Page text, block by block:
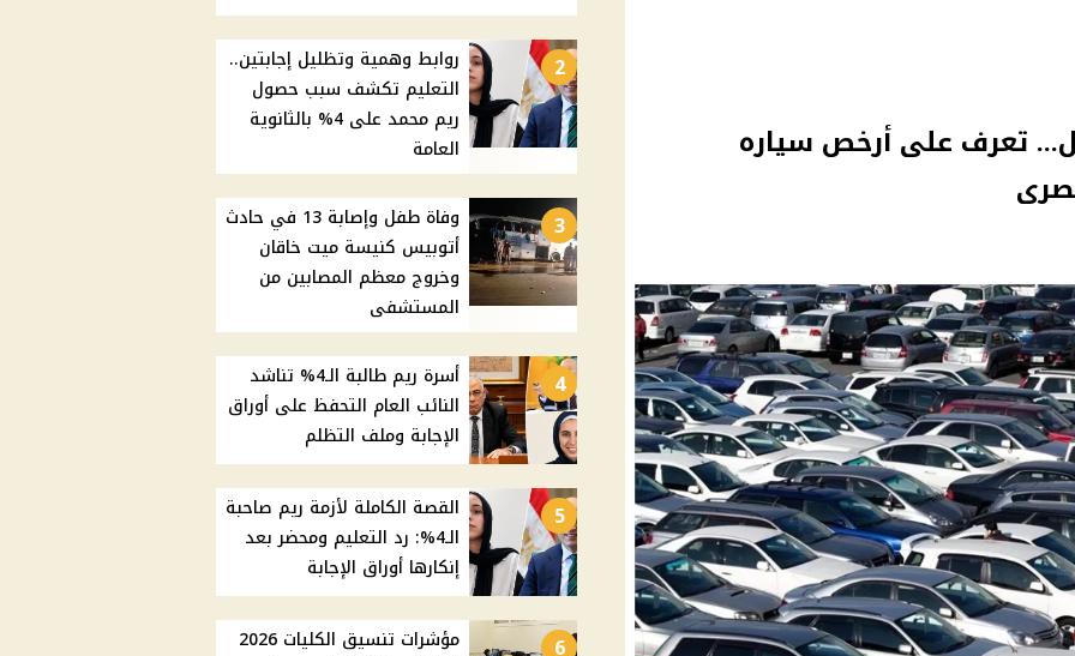
تعرف على أرخص سياره
2
روابط وهمية وتظليل إجابتين..
التعليم تكشف سبب حصول
ريم محمد على 4% بالثانوية
العامة
3
وفاة طفل وإصابة 13 في حادث
أتوبيس كنيسة ميت خاقان
وخروج معظم المصابين من
المستشفى
4
أسرة ريم طالبة الـ4% تناشد
النائب العام التحفظ على أوراق
الإجابة وملف التظلم
5
القصة الكاملة لأزمة ريم صاحبة
الـ4%: رد التعليم ومحضر بعد
إنكارها أوراق الإجابة
6
مؤشرات تنسيق الكليات 2026